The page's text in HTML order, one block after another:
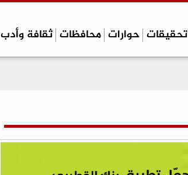
تحقيقات حوارات محافظات ثقافة وأدب